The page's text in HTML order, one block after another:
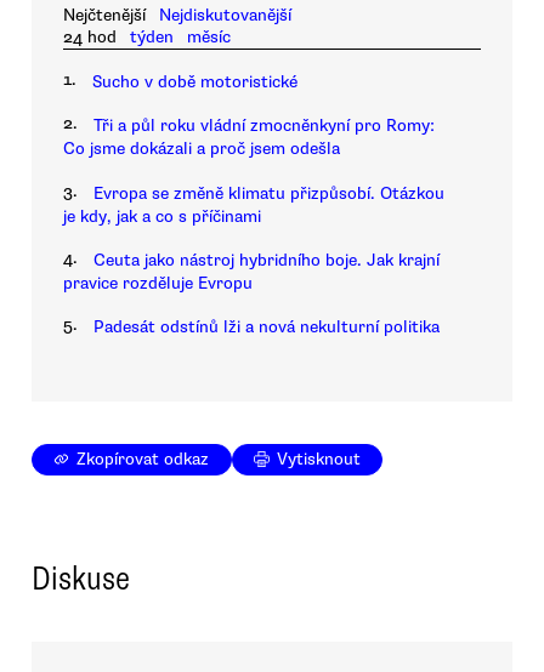
Nejčtenější
Nejdiskutovanější
24 hod
týden měsíc
1. Sucho v době motoristické
2.
Tři a půl roku vládní zmocněnkyní pro Romy:
Co jsme dokázali a proč jsem odešla
3.
Evropa se změně klimatu přizpůsobí. Otázkou
je kdy, jak a co s příčinami
4.
Ceuta jako nástroj hybridního boje. Jak krajní
pravice rozděluje Evropu
5. Padesát odstínů lži a nová nekulturní politika
Zkopírovat odkaz Vytisknout
Diskuse